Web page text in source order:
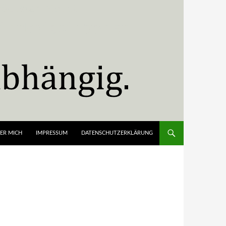
MICH IMPRESSUM DATENSCHUTZERKLÄRUNG